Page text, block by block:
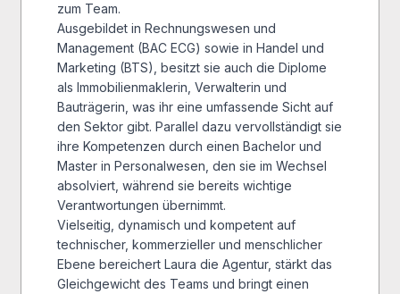
zum Team.
Ausgebildet in Rechnungswesen und
Management (BAC ECG) sowie in Handel und
Marketing (BTS), besitzt sie auch die Diplome
als Immobilienmaklerin, Verwalterin und
Bauträgerin, was ihr eine umfassende Sicht auf
den Sektor gibt. Parallel dazu vervollständigt sie
ihre Kompetenzen durch einen Bachelor und
Master in Personalwesen, den sie im Wechsel
absolviert, während sie bereits wichtige
Verantwortungen übernimmt.
Vielseitig, dynamisch und kompetent auf
technischer, kommerzieller und menschlicher
Ebene bereichert Laura die Agentur, stärkt das
Gleichgewicht des Teams und bringt einen